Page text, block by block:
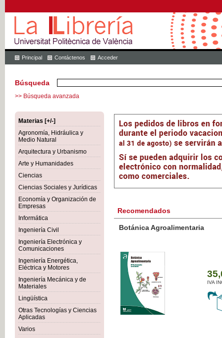
Principal Contáctenos Acceder
Búsqueda
>> Búsqueda avanzada
Materias [+/-]
Agronomía, Hidráulica y
Medio Natural
Arquitectura y Urbanismo
Arte y Humanidades
Ciencias
Ciencias Sociales y Jurídicas
Economía y Organización de
Empresas
Informática
Ingeniería Civil
Ingeniería Electrónica y
Comunicaciones
Ingeniería Energética,
Eléctrica y Motores
Ingeniería Mecánica y de
Materiales
Lingüística
Otras Tecnologías y Ciencias
Aplicadas
Varios
Recomendados
Botánica Agroalimentaria
IVA